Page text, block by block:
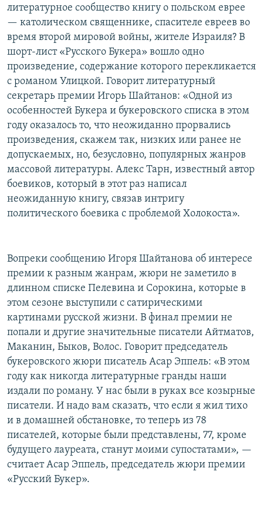
литературное сообщество книгу о польском еврее
— католическом священнике, спасителе евреев во
время второй мировой войны, жителе Израиля? В
шорт-лист «Русского Букера» вошло одно
произведение, содержание которого перекликается
с романом Улицкой. Говорит литературный
секретарь премии Игорь Шайтанов: «Одной из
особенностей Букера и букеровского списка в этом
году оказалось то, что неожиданно прорвались
произведения, скажем так, низких или ранее не
допускаемых, но, безусловно, популярных жанров
массовой литературы. Алекс Тарн, известный автор
боевиков, который в этот раз написал
неожиданную книгу, связав интригу
политического боевика с проблемой Холокоста».
Вопреки сообщению Игоря Шайтанова об интересе
премии к разным жанрам, жюри не заметило в
длинном списке Пелевина и Сорокина, которые в
этом сезоне выступили с сатирическими
картинами русской жизни. В финал премии не
попали и другие значительные писатели Айтматов,
Маканин, Быков, Волос. Говорит председатель
букеровского жюри писатель Асар Эппель: «В этом
году как никогда литературные гранды наши
издали по роману. У нас были в руках все козырные
писатели. И надо вам сказать, что если я жил тихо
и в домашней обстановке, то теперь из 78
писателей, которые были представлены, 77, кроме
будущего лауреата, станут моими супостатами», —
считает Асар Эппель, председатель жюри премии
«Русский Букер».